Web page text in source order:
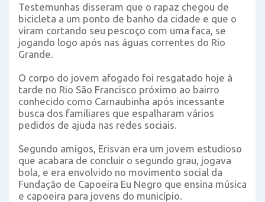
Testemunhas disseram que o rapaz chegou de
bicicleta a um ponto de banho da cidade e que o
viram cortando seu pescoço com uma faca, se
jogando logo após nas águas correntes do Rio
Grande.
O corpo do jovem afogado foi resgatado hoje à
tarde no Rio São Francisco próximo ao bairro
conhecido como Carnaubinha após incessante
busca dos familiares que espalharam vários
pedidos de ajuda nas redes sociais.
Segundo amigos, Erisvan era um jovem estudioso
que acabara de concluir o segundo grau, jogava
bola, e era envolvido no movimento social da
Fundação de Capoeira Eu Negro que ensina música
e capoeira para jovens do município.